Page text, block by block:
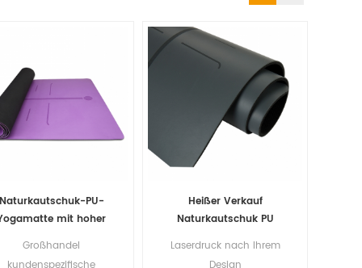
Naturkautschuk-PU-
mit hoher
Großhandel
Heißer Verkauf
Naturkautschuk PU
Laserdruck nach Ihrem